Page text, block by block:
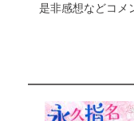
是非感想などコメ